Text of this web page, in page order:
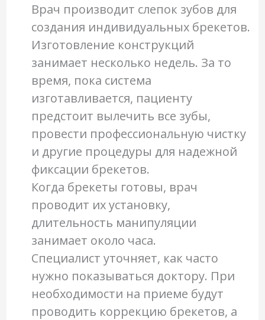
Врач производит слепок зубов для
создания индивидуальных брекетов.
Изготовление конструкций
занимает несколько недель. За то
время, пока система
изготавливается, пациенту
предстоит вылечить все зубы,
провести профессиональную чистку
и другие процедуры для надежной
фиксации брекетов.
Когда брекеты готовы, врач
проводит их установку,
длительность манипуляции
занимает около часа.
Специалист уточняет, как часто
нужно показываться доктору. При
необходимости на приеме будут
проводить коррекцию брекетов, а